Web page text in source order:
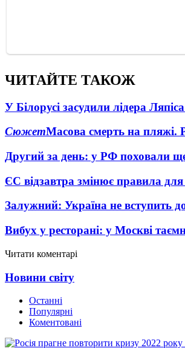
ЧИТАЙТЕ ТАКОЖ
У Білорусі засудили лідера
СюжетМасова смерть на пляжі.
Другий за день: у РФ поховали
ЄС відзавтра змінює правила для
Залужний: Україна не вступить
Вибух у ресторані: у Москві
Читати коментарі
Новини світу
Останні
Популярні
Коментовані